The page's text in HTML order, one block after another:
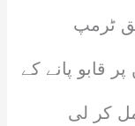
ٹرمپ
قابو پانے کے
کر لی